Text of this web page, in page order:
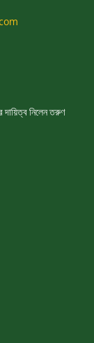
দায়িত্ব নিলেন তরুণ